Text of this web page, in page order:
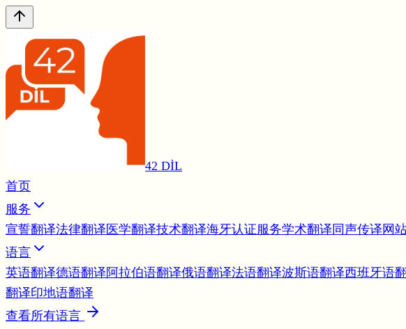
42 DİL
首页
服务
宣誓翻译法律翻译 医学翻译技术翻译海牙认证服务学术翻译 同声传译 网
语言
英语翻译德语翻译 阿拉伯语翻译俄语翻译法语翻译波斯语翻译西班牙语
翻译印地语翻译
查看所有语言